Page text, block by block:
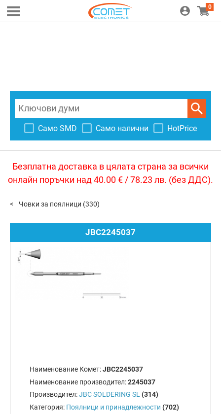
0
Само SMD Само налични HotPrice
Безплатна доставка в цялата страна за всички
онлайн поръчки над 40.00 € / 78.23 лв. (без ДДС).
Човки за поялници (330)
JBC2245037
Наименование Комет:JBC2245037
Наименование производител:2245037
Производител:JBC SOLDERING SL(314)
Категория: Поялници и принадлежности (702)